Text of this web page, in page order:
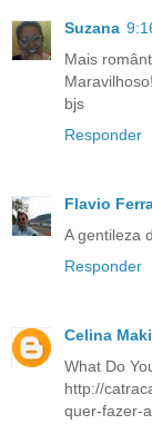
Suzana
Mais
Maravilhoso!
bjs
Responder
Flavio
A gentileza
Responder
Celina
What Do
http://
quer-fazer-